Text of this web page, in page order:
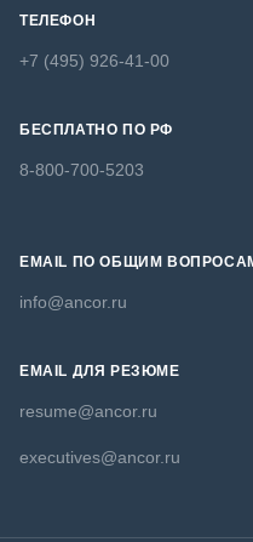
ТЕЛЕФОН
+7 (495) 926-41-00
БЕСПЛАТНО ПО РФ
8-800-700-5203
EMAIL ПО ОБЩИМ
info@ancor.ru
EMAIL ДЛЯ РЕЗЮМЕ
resume@ancor.ru
executives@ancor.ru